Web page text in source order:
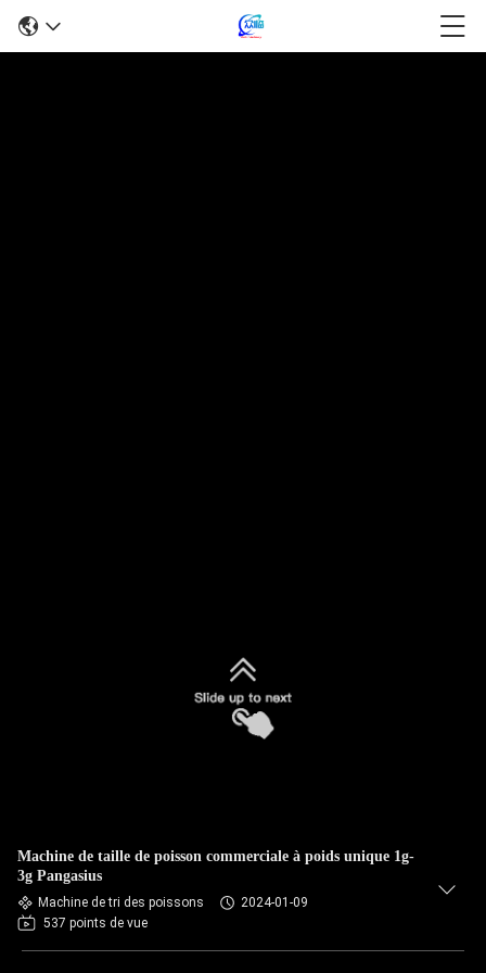
Machine de taille de poisson commerciale à poids unique 1g-
3g Pangasius
Machine de tri des poissons
2024-01-09
537 points de vue